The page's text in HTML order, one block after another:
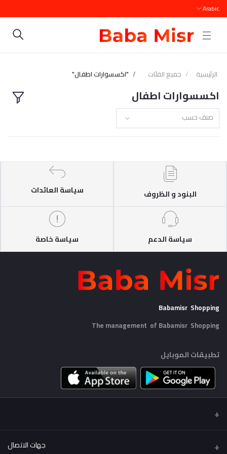
Arabic
الرئيسية جميع الفئات "اكسسوارات اطفال"
اكسسوارات اطفال
صنف حسب
البنود و الظروف سياسة العائدات
سياسة الدعم سياسة خاصة
Babamisr Shopping
The management of Babamisr Shopping
تطبيقات الموبايل
جهات الاتصال